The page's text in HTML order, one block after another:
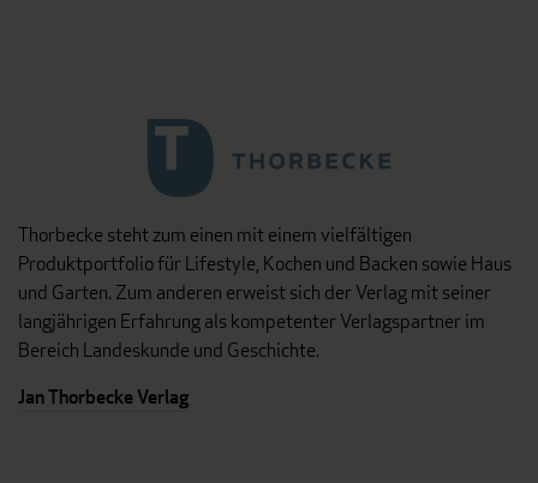
Thorbecke steht zum einen mit einem vielfältigen
Produktportfolio für Lifestyle, Kochen und Backen sowie Haus
und Garten. Zum anderen erweist sich der Verlag mit seiner
langjährigen Erfahrung als kompetenter Verlagspartner im
Bereich Landeskunde und Geschichte.
Jan Thorbecke Verlag